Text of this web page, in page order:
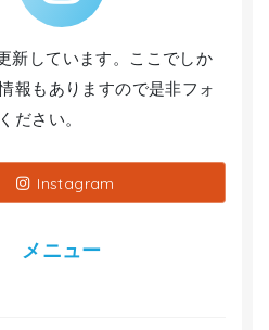
新しています。ここでしか
報もありますので是非フォ
ださい。
Instagram
メニュー